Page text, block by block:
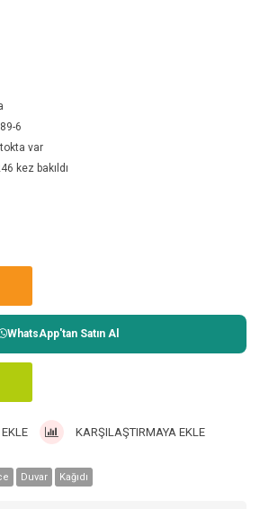
6
var
kez bakıldı
WhatsApp'tan Satın Al
KARŞILAŞTIRMAYA EKLE
Duvar Kağıdı